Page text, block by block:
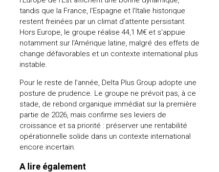
tandis que la France, l’Espagne et l’Italie historique
restent freinées par un climat d’attente persistant.
Hors Europe, le groupe réalise 44,1 M€ et s’appuie
notamment sur l’Amérique latine, malgré des effets de
change défavorables et un contexte international plus
instable.
Pour le reste de l’année, Delta Plus Group adopte une
posture de prudence. Le groupe ne prévoit pas, à ce
stade, de rebond organique immédiat sur la première
partie de 2026, mais confirme ses leviers de
croissance et sa priorité : préserver une rentabilité
opérationnelle solide dans un contexte international
encore incertain.
A lire également